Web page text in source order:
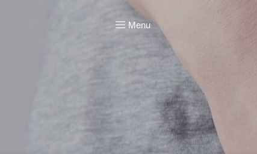
Menu